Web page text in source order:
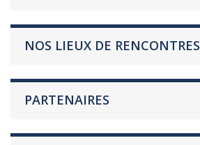
NOS LIEUX DE RENCONTRES
PARTENAIRES